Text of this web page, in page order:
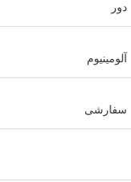
دور
آلومینیوم
سفارشی